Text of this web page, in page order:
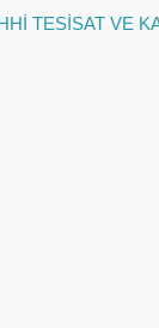
TESİSAT VE
Servisi